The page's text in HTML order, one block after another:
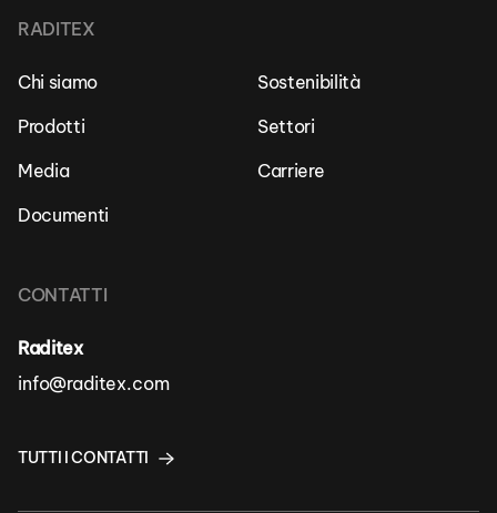
RADITEX
Chi siamo
Sostenibilità
Prodotti
Settori
Media
Carriere
Documenti
CONTATTI
Raditex
info@raditex.com
TUTTI I CONTATTI